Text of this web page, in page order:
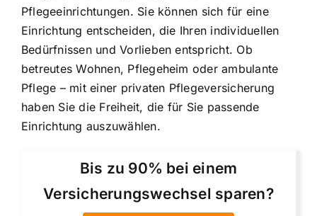
Pflegeeinrichtungen. Sie können sich für eine
Einrichtung entscheiden, die Ihren individuellen
Bedürfnissen und Vorlieben entspricht. Ob
betreutes Wohnen, Pflegeheim oder ambulante
Pflege – mit einer privaten Pflegeversicherung
haben Sie die Freiheit, die für Sie passende
Einrichtung auszuwählen.
Bis zu 90% bei einem
Versicherungswechsel sparen?